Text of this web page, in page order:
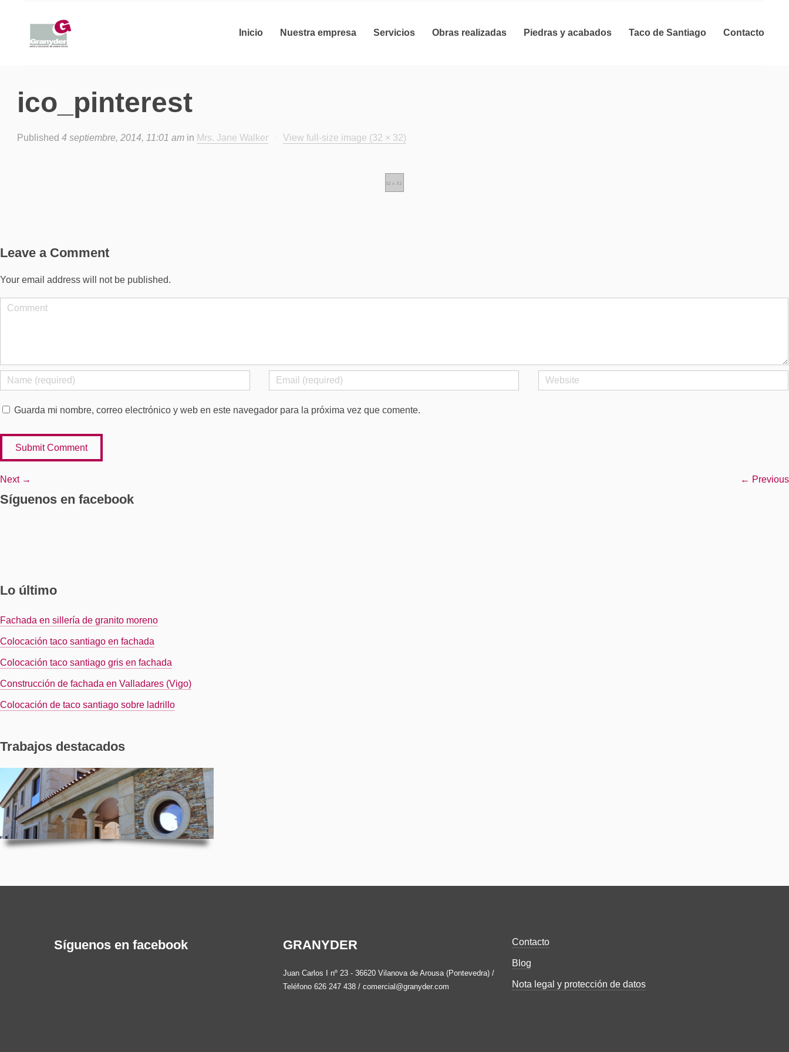
Inicio Nuestra empresa Servicios Obras realizadas Piedras y acabados Taco de Santiago Contacto
ico_pinterest
Published4 septiembre, 2014, 11:01 am in Mrs. Jane Walker · View full-size image (32 × 32)
Leave a Comment
Your email address will not be published.
Guarda mi nombre, correo electrónico y web en este navegador para la próxima vez que comente.
← Previous
Next →
Síguenos en facebook
Lo último
Fachada en sillería de granito moreno
Colocación taco santiago en fachada
Colocación taco santiago gris en fachada
Construcción de fachada en Valladares (Vigo)
Colocación de taco santiago sobre ladrillo
Trabajos destacados
Síguenos en facebook GRANYDER
Juan Carlos I nº 23 - 36620 Vilanova de Arousa (Pontevedra) /
Teléfono 626 247 438 / comercial@granyder.com
Contacto
Blog
Nota legal y protección de datos